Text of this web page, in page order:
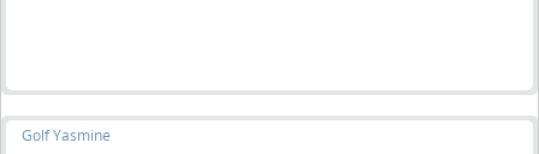
Golf Yasmine